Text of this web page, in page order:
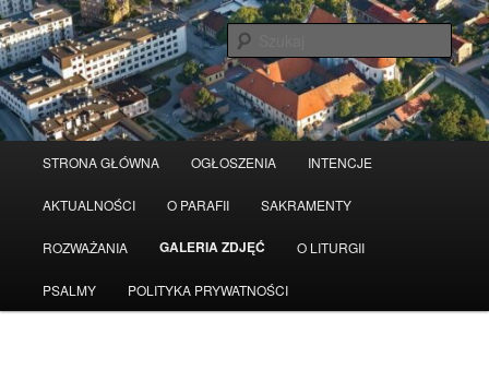
Przeskocz
do
tekstu
STRONA GŁÓWNA OGŁOSZENIA INTENCJE
AKTUALNOŚCI O PARAFII SAKRAMENTY
ROZWAŻANIA GALERIA ZDJĘĆ O LITURGII
PSALMY POLITYKA PRYWATNOŚCI
Serwis wykorzystuje pliki Cookies Czytaj więcej odrzuć